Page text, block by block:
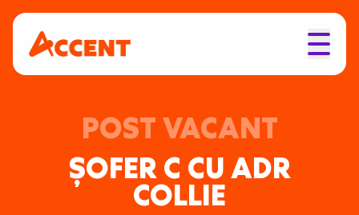
POST VACANT
ȘOFER C CU ADR
COLLIE